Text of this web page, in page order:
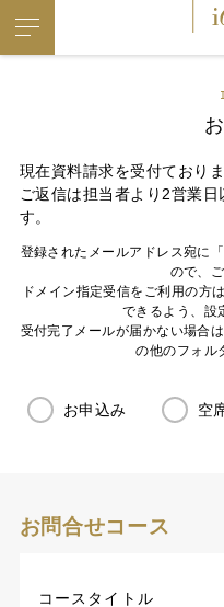
現在資料請求を受付ておりま
ご返信は担当者より2営業
す。
登録されたメールアドレス宛に
ので、
ドメイン指定受信をご利用の方
できるよう、設
受付完了メールが届かない場合
の他のフォル
お申込み 空
お問合せコース
コースタイトル